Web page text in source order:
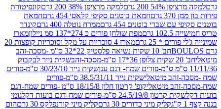
200 גרם
למקה מרציפן 38% 200 גרם
קונפיטורת
גרם
חמאת בוטנים סקיפי קלאסי 454 גרם
חמאת
עם שברי בוטנים 454 גרם
ממרח נוטלה 400 גרם
קינדר
גרם
מפת שולחן פורים כ 274*137 סמ ניילון
מארז
* 25 גרם
מארז 4 סוכריות על מקל וסוכריות קופצות 20
חב' 10 שקית נשיאה פלסטיק 22*32 ס"מ -מסכה-זהב
שקית נייר לבקבוק
שקית נייר 30/23/10 ס"מ-פורים
זהב מיטאלי
שקית נייר 38.5/31/11 ס"מ-פורים
מיטאלי
קופ' קרטון חלון 18/15/8 ס"מ -פורים שמח-דגם
שקית קרטון 24.5/19/8 ס"מ-פורים שמח-דגם בועות דקל
גומי
קליק מיני כדורים 30 גרם
קליק מיני קורנפלקס 30 גרם
הום